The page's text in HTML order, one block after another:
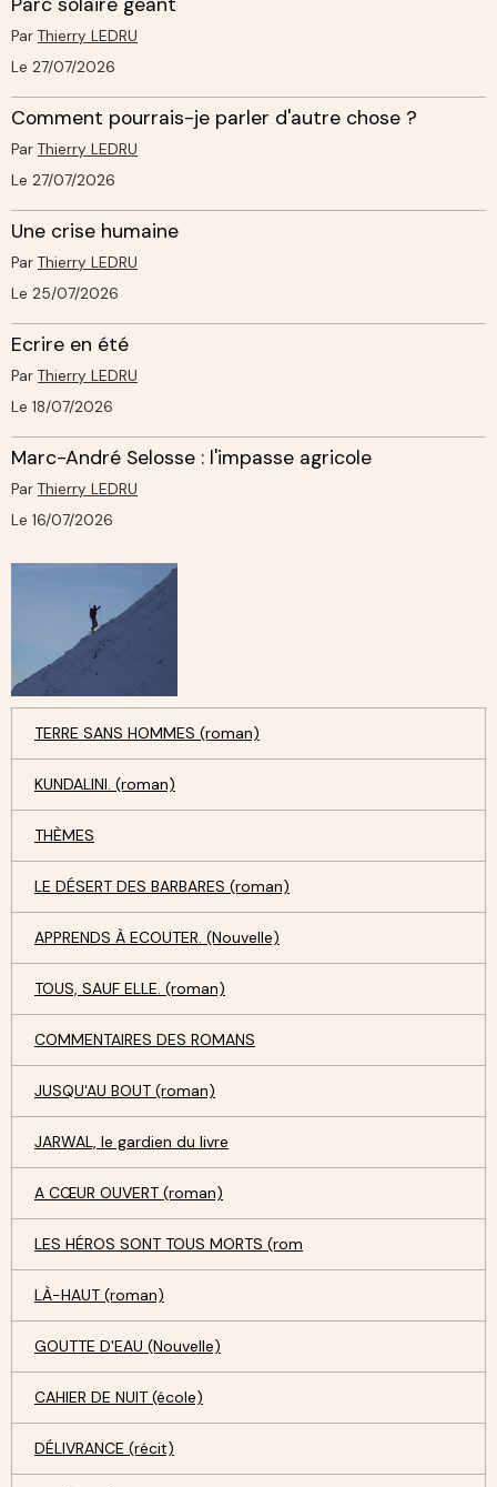
Par Thierry LEDRU
Le 27/07/2026
Comment pourrais-je parler d'autre chose ?
Par Thierry LEDRU
Le 27/07/2026
Une crise humaine
Par Thierry LEDRU
Le 25/07/2026
Ecrire en été
Par Thierry LEDRU
Le 18/07/2026
Marc-André Selosse : l'impasse agricole
Par Thierry LEDRU
Le 16/07/2026
TERRE SANS HOMMES (roman)
KUNDALINI. (roman)
THÈMES
LE DÉSERT DES BARBARES (roman)
APPRENDS À ECOUTER. (Nouvelle)
TOUS, SAUF ELLE. (roman)
COMMENTAIRES DES ROMANS
JUSQU'AU BOUT (roman)
JARWAL, le gardien du livre
A CŒUR OUVERT (roman)
LES HÉROS SONT TOUS MORTS (rom
LÀ-HAUT (roman)
GOUTTE D'EAU (Nouvelle)
CAHIER DE NUIT (école)
DÉLIVRANCE (récit)